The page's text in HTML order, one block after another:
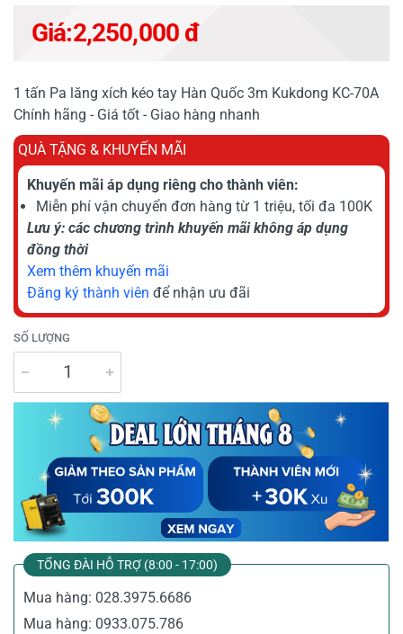
Giá:2,250,000 đ
1 tấn Pa lăng xích kéo tay Hàn Quốc 3m Kukdong KC-70A
Chính hãng - Giá tốt - Giao hàng nhanh
QUÀ TẶNG & KHUYẾN MÃI
Khuyến mãi áp dụng riêng cho thành viên:
Miễn phí vận chuyển đơn hàng từ 1 triệu, tối đa 100K
Lưu ý: các chương trình khuyến mãi không áp dụng
đồng thời
Xem thêm khuyến mãi
Đăng ký thành viên để nhận ưu đãi
SỐ LƯỢNG
TỔNG ĐÀI HỖ TRỢ (8:00 - 17:00)
Mua hàng: 028.3975.6686
Mua hàng: 0933.075.786